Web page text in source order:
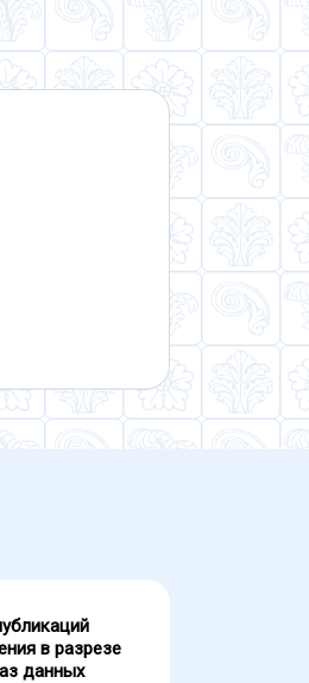
в разрезе
данных